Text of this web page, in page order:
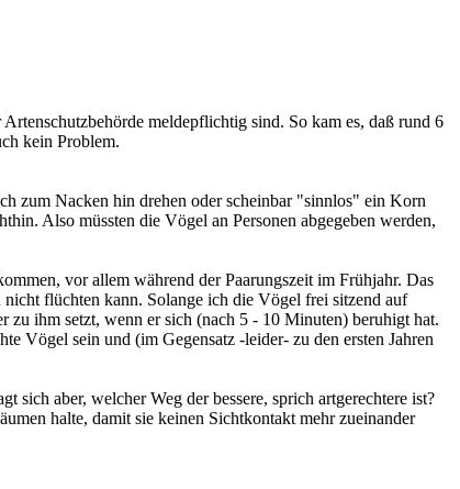
meldepflichtig sind. So kam es, daß rund 6
kein Problem.
zum Nacken hin drehen oder scheinbar "sinnlos" ein Korn
Also müssten die Vögel an Personen abgegeben werden,
vor allem während der Paarungszeit im Frühjahr. Das
flüchten kann. Solange ich die Vögel frei sitzend auf
zu ihm setzt, wenn er sich (nach 5 - 10 Minuten) beruhigt hat.
Vögel sein und (im Gegensatz -leider- zu den ersten Jahren
aber, welcher Weg der bessere, sprich artgerechtere ist?
halte, damit sie keinen Sichtkontakt mehr zueinander